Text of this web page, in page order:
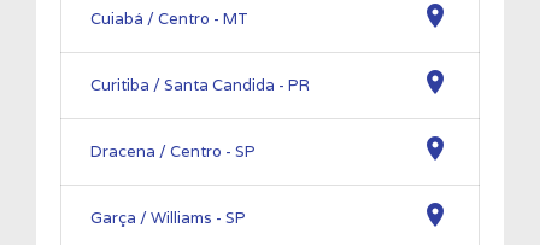
Cuiabá / Centro - MT location_on
Curitiba / Santa Candida - PR location_on
Dracena / Centro - SP location_on
Garça / Williams - SP location_on